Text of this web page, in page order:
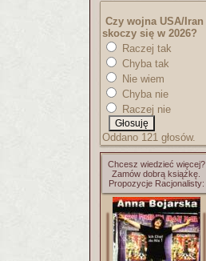
Czy wojna USA/Iran
skoczy się w 2026?
Raczej tak
Chyba tak
Nie wiem
Chyba nie
Raczej nie
Oddano 121 głosów.
Chcesz wiedzieć więcej?
Zamów dobrą książkę.
Propozycje Racjonalisty: